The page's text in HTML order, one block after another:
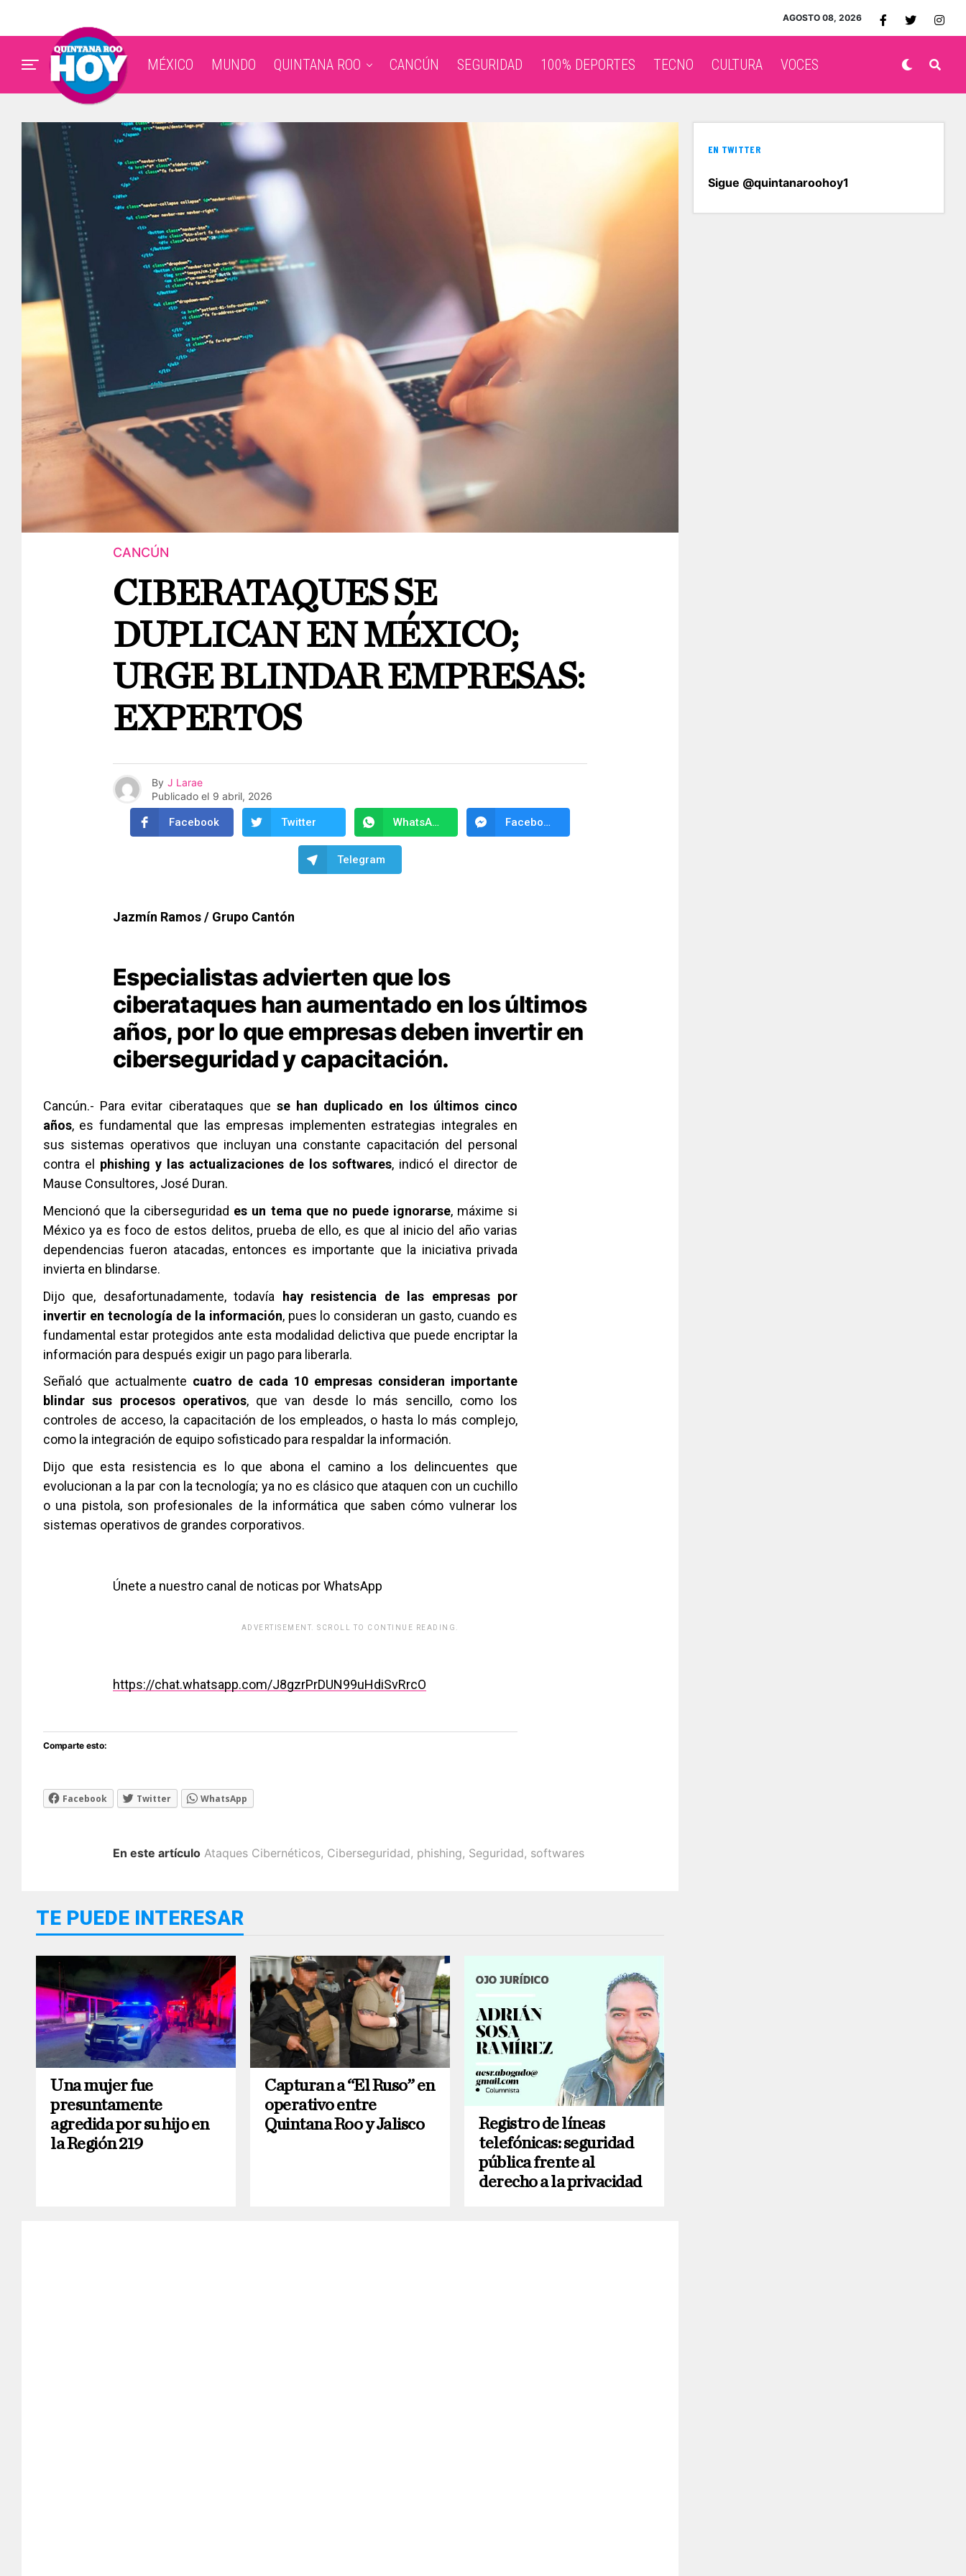
AGOSTO 08, 2026
MÉXICO MUNDO QUINTANA ROO CANCÚN SEGURIDAD 100% DEPORTES TECNO CULTURA VOCES
CANCÚN
CIBERATAQUES SE
DUPLICAN EN MÉXICO;
URGE BLINDAR EMPRESAS:
EXPERTOS
By J Larae
Publicado el 9 abril, 2026
Facebook Twitter WhatsApp Facebook Messenger
Telegram
Jazmín Ramos / Grupo Cantón
Especialistas advierten que los
ciberataques han aumentado en los últimos
años, por lo que empresas deben invertir en
ciberseguridad y capacitación.
Cancún.- Para evitar ciberataques que se han duplicado en los últimos cinco
años, es fundamental que las empresas implementen estrategias integrales en
sus sistemas operativos que incluyan una constante capacitación del personal
contra el phishing y las actualizaciones de los softwares, indicó el director de
Mause Consultores, José Duran.
Mencionó que la ciberseguridad es un tema que no puede ignorarse, máxime si
México ya es foco de estos delitos, prueba de ello, es que al inicio del año varias
dependencias fueron atacadas, entonces es importante que la iniciativa privada
invierta en blindarse.
Dijo que, desafortunadamente, todavía hay resistencia de las empresas por
invertir en tecnología de la información, pues lo consideran un gasto, cuando es
fundamental estar protegidos ante esta modalidad delictiva que puede encriptar la
información para después exigir un pago para liberarla.
Señaló que actualmente cuatro de cada 10 empresas consideran importante
blindar sus procesos operativos, que van desde lo más sencillo, como los
controles de acceso, la capacitación de los empleados, o hasta lo más complejo,
como la integración de equipo sofisticado para respaldar la información.
Dijo que esta resistencia es lo que abona el camino a los delincuentes que
evolucionan a la par con la tecnología; ya no es clásico que ataquen con un cuchillo
o una pistola, son profesionales de la informática que saben cómo vulnerar los
sistemas operativos de grandes corporativos.
Únete a nuestro canal de noticas por WhatsApp
ADVERTISEMENT. SCROLL TO CONTINUE READING.
https://chat.whatsapp.com/J8gzrPrDUN99uHdiSvRrcO
Comparte esto:
Facebook Twitter WhatsApp
En este artículo Ataques Cibernéticos, Ciberseguridad, phishing, Seguridad, softwares
TE PUEDE INTERESAR
Una mujer fue
presuntamente
agredida por su hijo en
la Región 219
Capturan a “El Ruso” en
operativo entre
Quintana Roo y Jalisco
Registro de líneas
telefónicas: seguridad
pública frente al
derecho a la privacidad
EN TWITTER
Sigue @quintanaroohoy1